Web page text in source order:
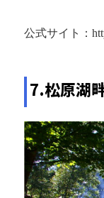
公式サイト：
7.松原湖